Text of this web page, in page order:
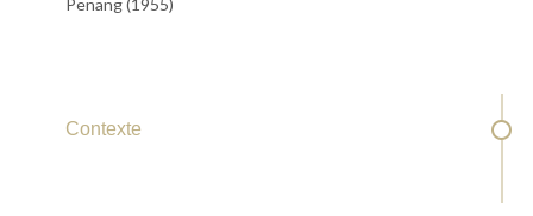
Penang (1955)
Contexte